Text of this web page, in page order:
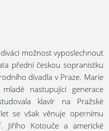
možnost vyposlechnout
přední českou sopranistku
divadla v Praze. Marie
nastupující generace
klavír na Pražské
se však věnuje opernímu
Kotouče a americké